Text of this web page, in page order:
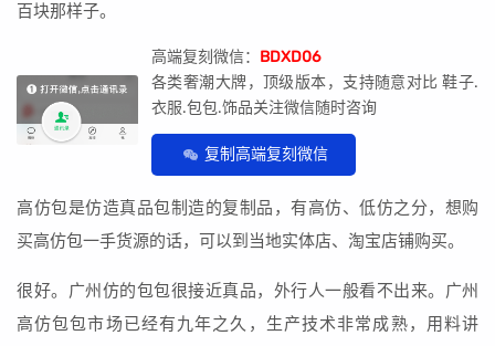
百块那样子。
高端复刻微信： BDXD06
各类奢潮大牌，顶级版本，支持随意对比 鞋子.
衣服.包包.饰品关注微信随时咨询
复制高端复刻微信
高仿包是仿造真品包制造的复制品，有高仿、低仿之分，想购
买高仿包一手货源的话，可以到当地实体店、淘宝店铺购买。
很好。广州仿的包包很接近真品，外行人一般看不出来。广州
高仿包包市场已经有九年之久，生产技术非常成熟，用料讲